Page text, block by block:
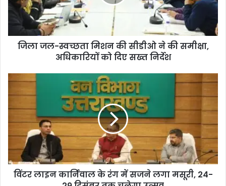
जिला जल-स्वच्छता मिशन की सीडीओ ने की समीक्षा,
अधिकारियों को दिए सख्त निर्देश
विंटर लाइन कार्निवाल के रंग में सजने लगा मसूरी, 24-